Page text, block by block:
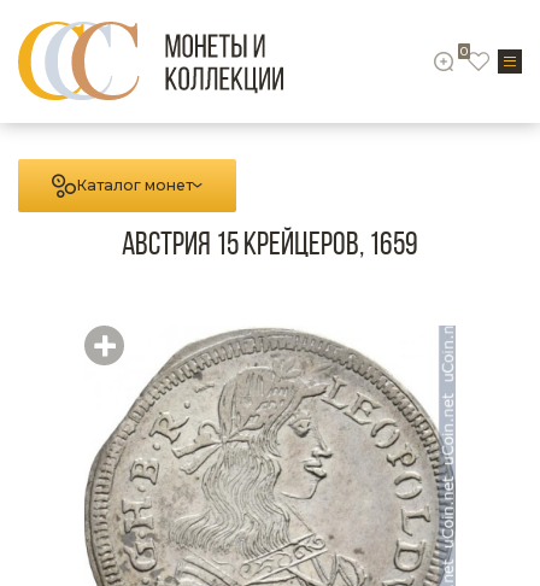
0
Каталог монет
Австрия 15 крейцеров, 1659